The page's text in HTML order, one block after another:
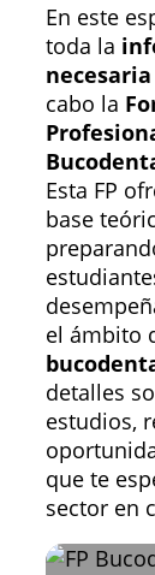
En este
toda la
necesaria
cabo la
Esta FP
base
el ámbito
detalles
estudios,
que te
sector en